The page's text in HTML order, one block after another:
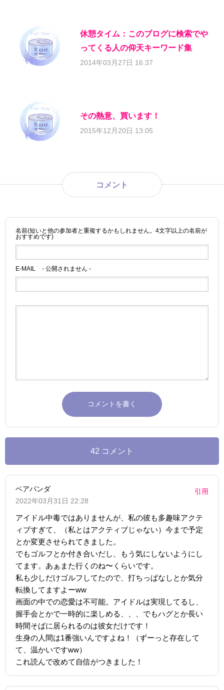
休憩タイム：このブログに検索でや
ってくる人の仰天キーワード集
2014年03月27日 16:37
その熱意、買います！
2015年12月20日 13:05
コメント
名前(短いと他の参加者と重複するかもしれません。4文字以上の名前が
おすすめです)
E-MAIL - 公開されません -
42 コメント
ベアパンダ
2022年03月31日 22:28
引用
アイドル中毒ではありませんが、私の彼も多趣味アクテ
ィブすぎて、（私とはアクティブじゃない）今まで予定
とか変更させられてきました。
でもゴルフとか付き合いだし、もう気にしないようにし
てます。あぁまた行くのね〜くらいです。
私も少しだけゴルフしてたので、打ちっぱなしとか気分
転換してますよーww
画面の中での恋愛は不可能。アイドルは実現してるし、
握手会とかで一時的に楽しめる、、、でもハグとか長い
時間そばに居られるのは彼女だけです！
生身の人間は1番強いんですよね！（ずーっと存在して
て、温かいですww）
これ読んで改めて自信がつきました！